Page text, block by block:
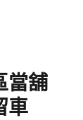
當舖
車